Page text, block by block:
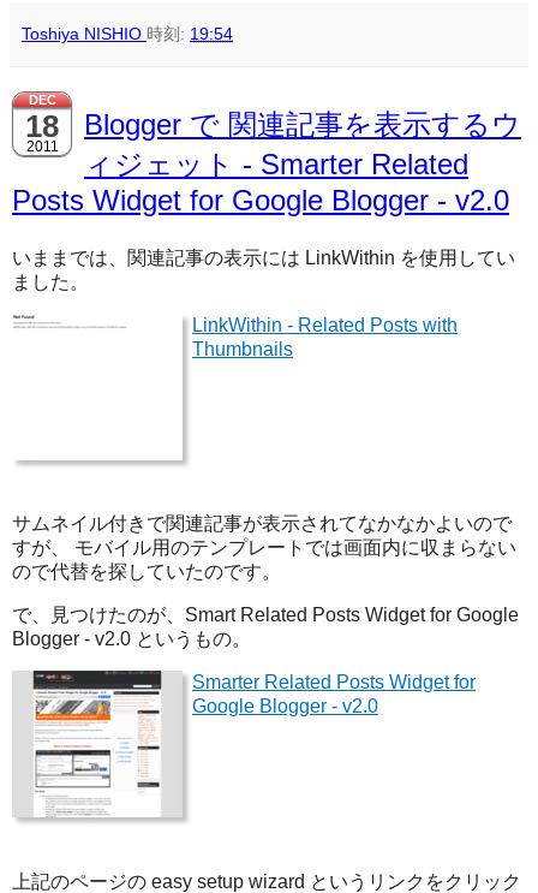
Toshiya NISHIO 時刻: 19:54
DEC
18
2011
Blogger で 関連記事を表示するウ
ィジェット - Smarter Related
Posts Widget for Google Blogger - v2.0
いままでは、関連記事の表示には LinkWithin を使用してい
ました。
LinkWithin - Related Posts with
Thumbnails
サムネイル付きで関連記事が表示されてなかなかよいので
すが、 モバイル用のテンプレートでは画面内に収まらない
ので代替を探していたのです。
で、見つけたのが、Smart Related Posts Widget for Google
Blogger - v2.0 というもの。
Smarter Related Posts Widget for
Google Blogger - v2.0
上記のページの easy setup wizard というリンクをクリック